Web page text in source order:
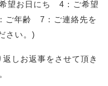
望お日にち 4：ご希望
年齢 7：ご連絡先を
さい。)
しお返事をさせて頂き